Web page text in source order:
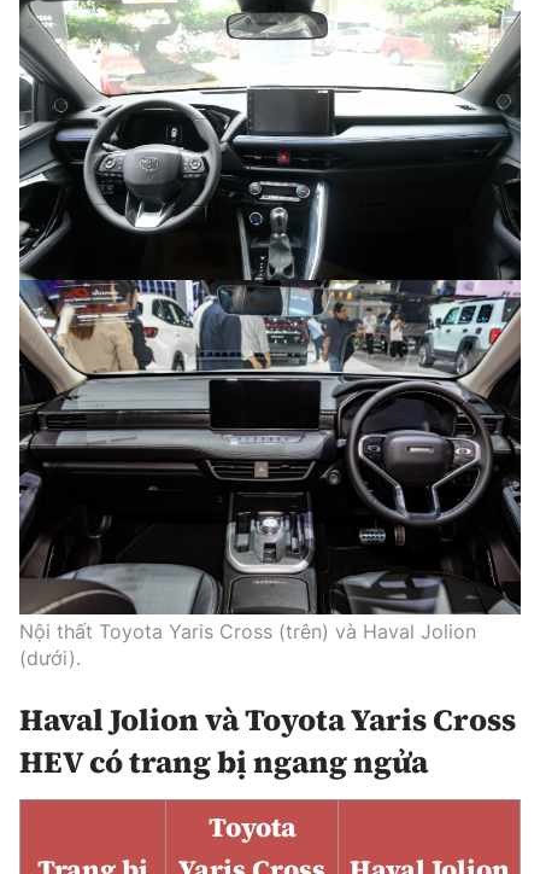
Nội thất Toyota Yaris Cross (trên) và Haval Jolion
(dưới).
Haval Jolion và Toyota Yaris Cross
HEV có trang bị ngang ngửa
Toyota